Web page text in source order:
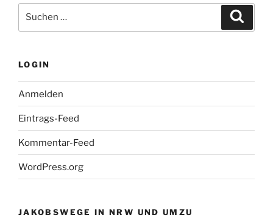
nach:
LOGIN
Anmelden
Eintrags-Feed
Kommentar-Feed
WordPress.org
JAKOBSWEGE IN NRW UND UMZU